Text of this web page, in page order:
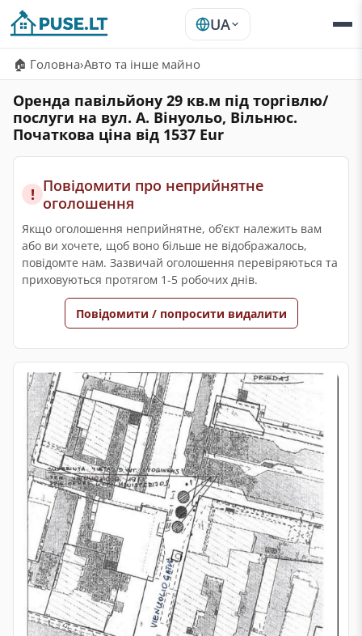
UA
🏠 Головна›Авто та інше майно
Оренда павільйону 29 кв.м під торгівлю/
послуги на вул. А. Вінуольо, Вільнюс.
Початкова ціна від 1537 Eur
! Повідомити про неприйнятне
оголошення
Якщо оголошення неприйнятне, обʼєкт належить вам
або ви хочете, щоб воно більше не відображалось,
повідомте нам. Зазвичай оголошення перевіряються та
приховуються протягом 1-5 робочих днів.
Повідомити / попросити видалити